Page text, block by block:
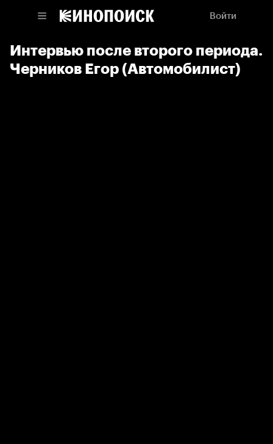
Войти
Интервью после второго периода.
Черников Егор (Автомобилист)